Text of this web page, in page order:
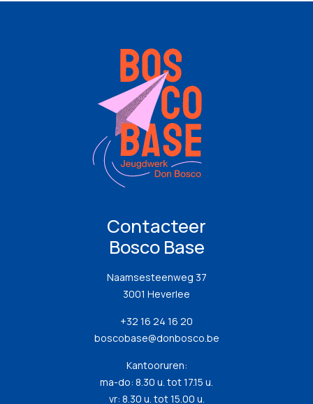
Contacteer
Bosco Base
Naamsesteenweg 37
3001 Heverlee
+32 16 24 16 20
boscobase@donbosco.be
Kantooruren:
ma-do: 8.30 u. tot 17.15 u.
vr: 8.30 u. tot 15.00 u.